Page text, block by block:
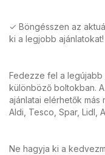
✓ Böngésszen az
ki a legjobb ajánlatokat!
Fedezze fel a legújabb
különböző boltokban.
ajánlatai elérhetők más
Aldi, Tesco, Spar, Lidl,
Ne hagyja ki a